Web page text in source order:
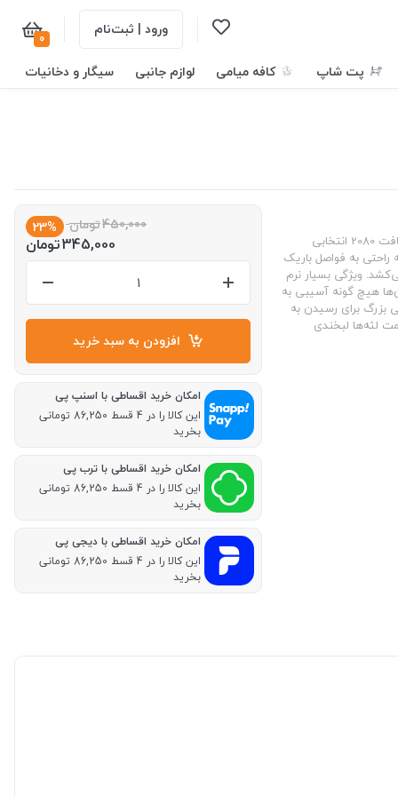
ورود | ثبت‌نام 0
پت شاپ کافه میامی لوازم جانبی سیگار و دخانیات
برای تجربه یک پاکسازی حرفه‌ای و در عین حال ملایم مسواک کراس اکشن سافت 2080 انتخابی
به فواصل باریک
ویژگی بسیار نرم
هیچ گونه آسیبی به
وارد نشود. طراحی مسواک کراس اکشن سافت 2080 گامی بزرگ برای رسیدن به
لثه‌ها لبخندی
450,000تومان 23%
345,000تومان
افزودن به سبد خرید
امکان خرید اقساطی با اسنپ پی
این کالا را در 4 قسط 86,250 تومانی
بخرید
امکان خرید اقساطی با ترب پی
این کالا را در 4 قسط 86,250 تومانی
بخرید
امکان خرید اقساطی با دیجی پی
این کالا را در 4 قسط 86,250 تومانی
بخرید